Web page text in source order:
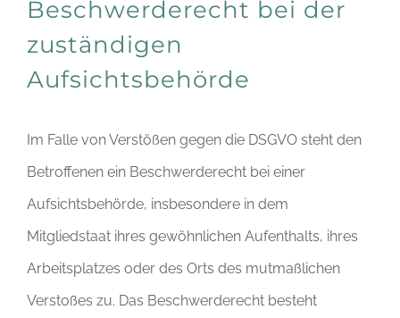
Beschwerderecht bei der
zuständigen
Aufsichtsbehörde
Im Falle von Verstößen gegen die DSGVO steht den
Betroffenen ein Beschwerderecht bei einer
Aufsichtsbehörde, insbesondere in dem
Mitgliedstaat ihres gewöhnlichen Aufenthalts, ihres
Arbeitsplatzes oder des Orts des mutmaßlichen
Verstoßes zu. Das Beschwerderecht besteht